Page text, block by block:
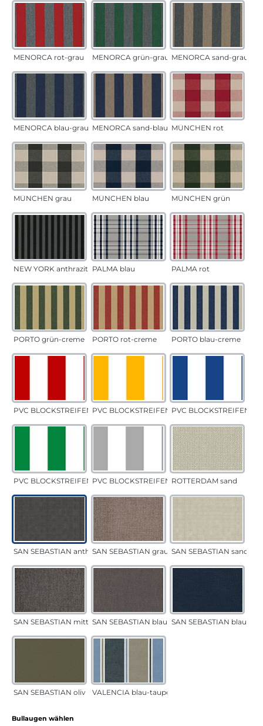
MENORCA rot-grau MENORCA grün-grau MENORCA sand-grau
MENORCA blau-grau MENORCA sand-blau MÜNCHEN rot
MÜNCHEN grau MÜNCHEN blau MÜNCHEN grün
NEW YORK anthrazit PALMA blau PALMA rot
PORTO grün-creme PORTO rot-creme PORTO blau-creme
PVC BLOCKSTREIFEN rotPVC BLOCKSTREIFEN gelbPVC BLOCKSTREIFEN
PVC BLOCKSTREIFEN grünPVC BLOCKSTREIFEN grauROTTERDAM sand
SAN SEBASTIAN anthrazitSAN SEBASTIAN grau-sandSAN SEBASTIAN sand
SAN SEBASTIAN mittelgrauSAN SEBASTIAN blau-sandSAN SEBASTIAN blau
SAN SEBASTIAN oliv VALENCIA blau-taupe
Bullaugen wählen